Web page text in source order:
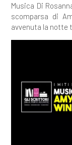
Musica Di
scomparsa di
avvenuta la notte